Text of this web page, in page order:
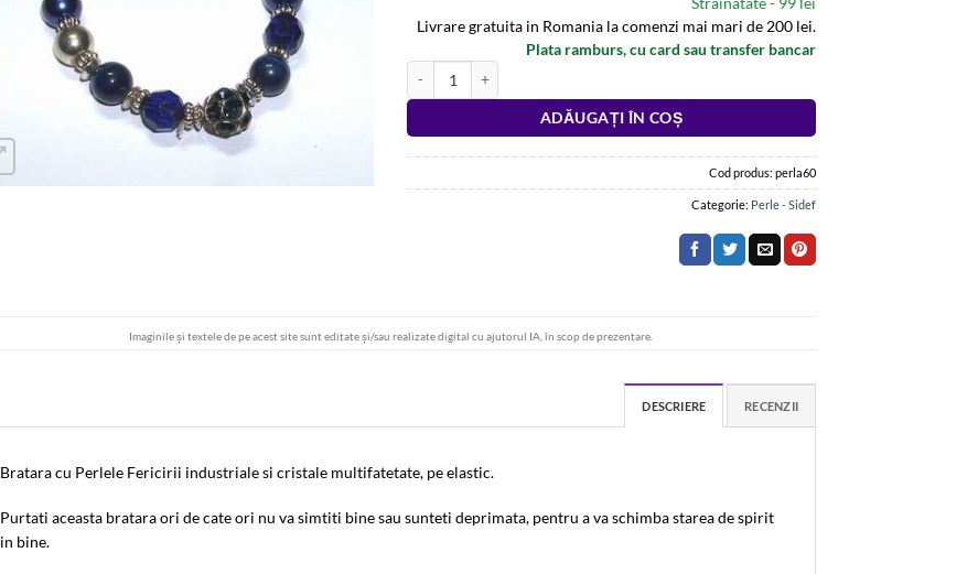
Livrare gratuita in Romania la comenzi mai mari de 200 lei.
Plata ramburs, cu card sau transfer bancar
ADĂUGAȚI ÎN COȘ
Alternative:
Cod produs: perla60
Categorie: Perle - Sidef
Imaginile și textele de pe acest site sunt editate și/sau realizate digital cu ajutorul IA, în scop de prezentare.
DESCRIERE RECENZII
Bratara cu Perlele Fericirii industriale si cristale multifatetate, pe elastic.
Purtati aceasta bratara ori de cate ori nu va simtiti bine sau sunteti deprimata, pentru a va schimba starea de spirit
in bine.